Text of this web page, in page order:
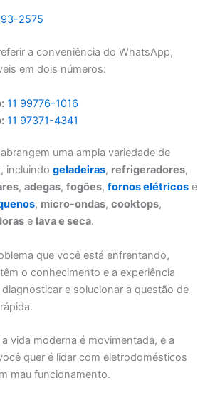
2575
a conveniência do WhatsApp,
em dois números:
11 99776-1016
11 97371-4341
uma ampla variedade de
incluindogeladeiras, refrigeradores,
,adegas,fogões,fornos elétricos e
, micro-ondas,cooktops,
e lava e seca.
que você está enfrentando,
o conhecimento e a experiência
e solucionar a questão de
vida moderna é movimentada, e a
quer é lidar com eletrodomésticos
mau funcionamento.